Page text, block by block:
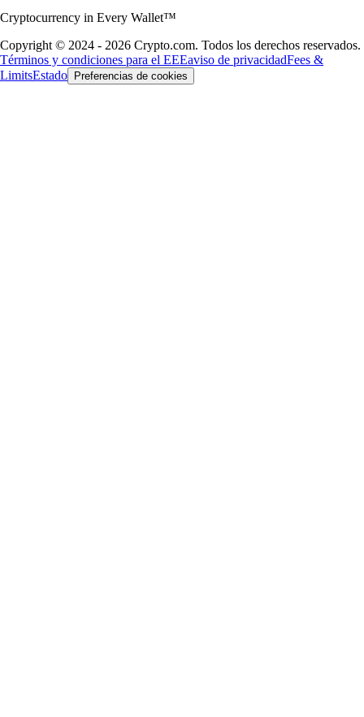
Cryptocurrency in Every Wallet™
Copyright © 2024 - 2026 Crypto.com. Todos los derechos reservados.
Términos y condiciones para el EEEaviso de privacidadFees &
LimitsEstado Preferencias de cookies